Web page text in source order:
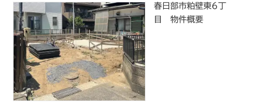
春日部市粕壁東6丁
目 物件概要